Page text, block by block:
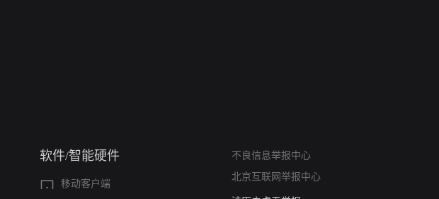
软件/智能硬件
移动客户端
不良信息举报中心
北京互联网举报中心
亚运会举报专区